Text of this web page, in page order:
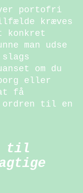
portofri
kræves
konkret
man udse
om du
eller
få
ordren til en
til